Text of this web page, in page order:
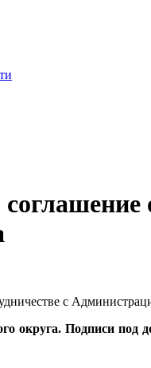
округа. Подписи